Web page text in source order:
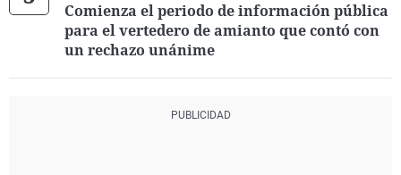
Comienza el periodo de información pública
para el vertedero de amianto que contó con
un rechazo unánime